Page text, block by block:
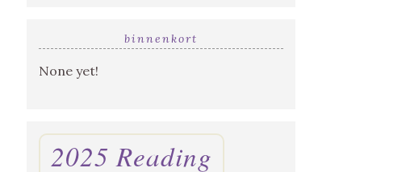
binnenkort
None yet!
2025 Reading